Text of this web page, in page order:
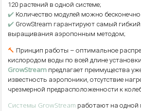
120 растений в одной системе;
✔️ Количество модулей можно
✔️ GrowStream гарантируют самый
выращивания аэропонным методом;
🔨 Принцип работы – оптимальное
кислородом воды по всей длине установки.
GrowStream предлагает преимущества
известность аэропоники, отсутствие
чрезмерной предрасположенности к
Системы GrowStream работают на одной